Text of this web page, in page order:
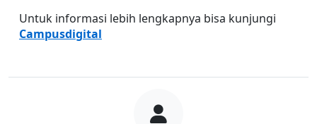
Campusdigital